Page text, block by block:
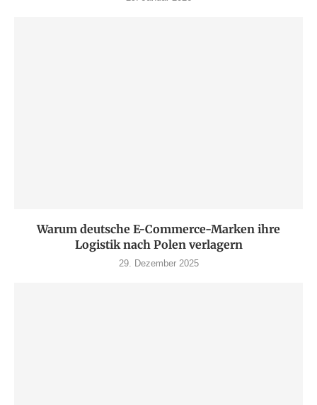
Warum deutsche E-Commerce-Marken ihre
Logistik nach Polen verlagern
29. Dezember 2025